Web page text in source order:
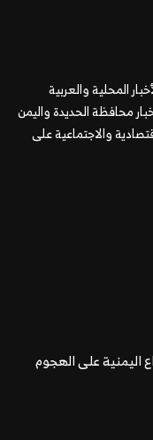
المحلية والعربية
محافظة الحديدة واليمن
والاجتماعية على
اليمنية على الهجوم